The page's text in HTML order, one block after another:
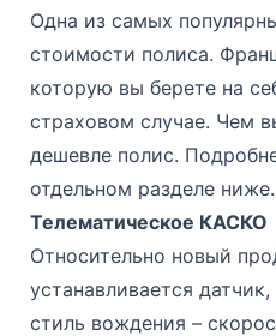
Одна из самых
стоимости полиса.
которую вы берете на
страховом случае. Чем
дешевле полис.
отдельном разделе ниже.
Телематическое КАСКО
Относительно новый
устанавливается
стиль вождения –